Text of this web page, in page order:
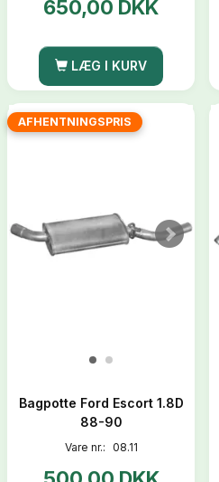
650,00 DKK
LÆG I KURV
AFHENTNINGSPRIS
Bagpotte Ford Escort 1.8D
88-90
Vare nr.: 08.11